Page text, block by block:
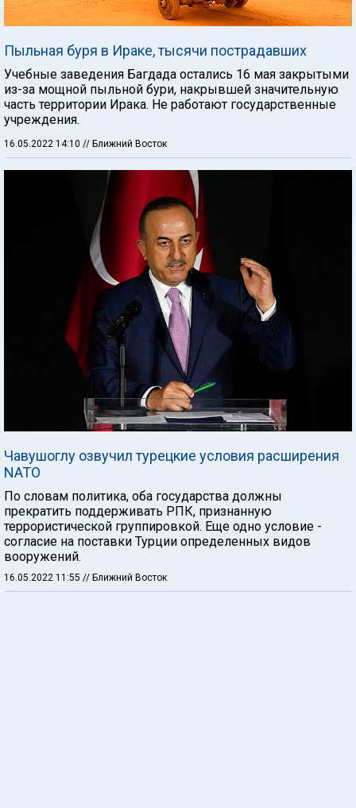
Пыльная буря в Ираке, тысячи пострадавших
Учебные заведения Багдада остались 16 мая закрытыми
из-за мощной пыльной бури, накрывшей значительную
часть территории Ирака. Не работают государственные
учреждения.
16.05.2022 14:10 // Ближний Восток
Чавушоглу озвучил турецкие условия расширения
NATO
По словам политика, оба государства должны
прекратить поддерживать РПК, признанную
террористической группировкой. Еще одно условие -
согласие на поставки Турции определенных видов
вооружений.
16.05.2022 11:55 // Ближний Восток